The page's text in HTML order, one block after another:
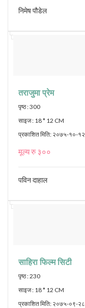
निमेष पौडेल
तराजुमा प्रेम
पृष्ठ : 300
साइज : 18 * 12 CM
प्रकाशित मिति: २०७५-१०-१२
मूल्य रु ३००
पविन दाहाल
साहिरा फिल्म सिटी
पृष्ठ : 230
साइज : 18 * 12 CM
प्रकाशित मिति: २०७५-०९-२८